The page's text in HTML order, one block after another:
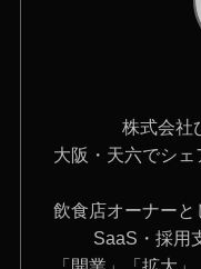
株式会社
大阪・天六でシェ
飲食店オーナー
SaaS・採用